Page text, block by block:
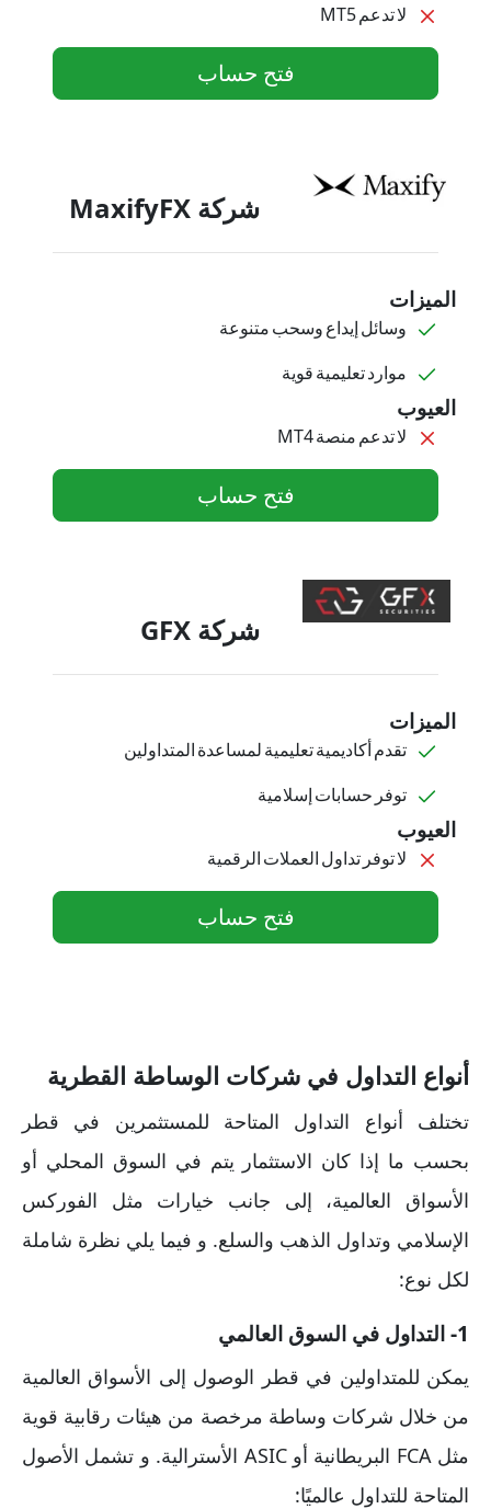
لا تدعم MT5
فتح حساب
شركة MaxifyFX
الميزات
وسائل إيداع وسحب متنوعة
موارد تعليمية قوية
العيوب
لا تدعم منصة MT4
فتح حساب
شركة GFX
الميزات
تقدم أكاديمية تعليمية لمساعدة المتداولين
توفر حسابات إسلامية
العيوب
لا توفر تداول العملات الرقمية
فتح حساب
أنواع التداول في شركات الوساطة القطرية
تختلف أنواع التداول المتاحة للمستثمرين في قطر
بحسب ما إذا كان الاستثمار يتم في السوق المحلي أو
الأسواق العالمية، إلى جانب خيارات مثل الفوركس
الإسلامي وتداول الذهب والسلع. و فيما يلي نظرة شاملة
لكل نوع:
1- التداول في السوق العالمي
يمكن للمتداولين في قطر الوصول إلى الأسواق العالمية
من خلال شركات وساطة مرخصة من هيئات رقابية قوية
مثل FCA البريطانية أو ASIC الأسترالية. و تشمل الأصول
المتاحة للتداول عالميًا: